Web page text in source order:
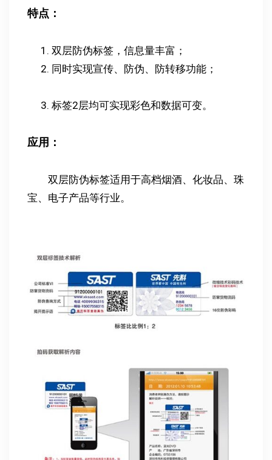
特点：
双层防伪标签，信息量丰富；
同时实现宣传、防伪、防转移功能；
标签2层均可实现彩色和数据可变。
应用：
双层防伪标签适用于高档烟酒、化妆品、珠
宝、电子产品等行业。